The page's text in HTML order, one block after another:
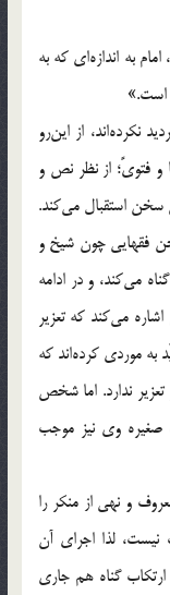
به اندازه‌ای که به
است.»
نکرده‌اند، از اين‌رو
و فتویً؛ از نظر نص و
سخن استقبال می‌کند.
فقهايی چون شيخ و
می‌کند، و در ادامه
می‌کند که تعزير
به موردی کرده‌اند که
ندارد. اما شخص
صغيره وی نيز موجب
و نهی از منکر را
نيست، لذا اجرای آن
گناه هم جاری